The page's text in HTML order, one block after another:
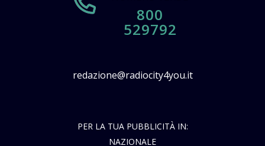
800
529792
redazione@radiocity4you.it
PER LA TUA PUBBLICITÀ IN:
NAZIONALE